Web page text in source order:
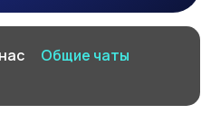
Рестораны и
Общие чаты